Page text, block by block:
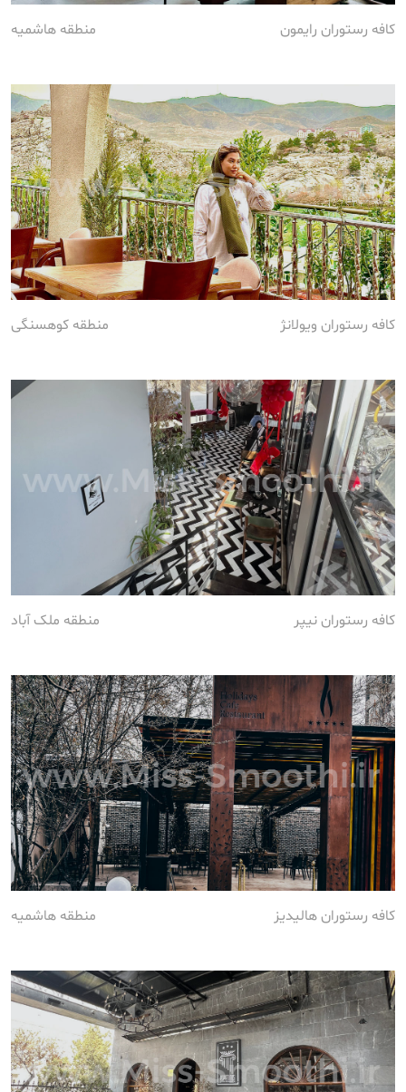
منطقه هاشمیه کافه رستوران رایمون
منطقه کوهسنگی کافه رستوران ویولانژ
منطقه ملک آباد کافه رستوران نیپر
منطقه هاشمیه کافه رستوران هالیدیز